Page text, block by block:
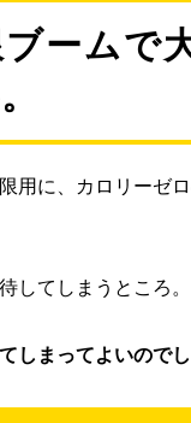
ームで
用に、カロリーゼ
してしまうところ。
しまってよいので